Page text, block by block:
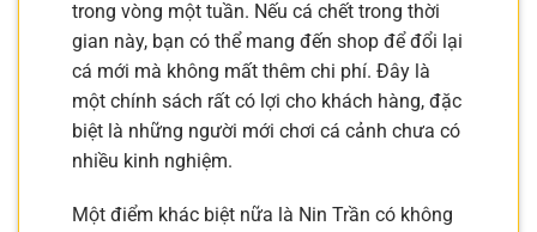
trong vòng một tuần. Nếu cá chết trong thời
gian này, bạn có thể mang đến shop để đổi lại
cá mới mà không mất thêm chi phí. Đây là
một chính sách rất có lợi cho khách hàng, đặc
biệt là những người mới chơi cá cảnh chưa có
nhiều kinh nghiệm.
Một điểm khác biệt nữa là Nin Trần có không